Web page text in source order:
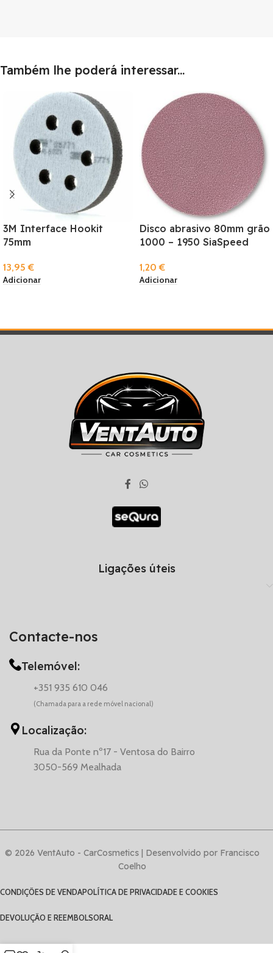
Também lhe poderá interessar...
3M Interface Hookit
75mm
13,95€
Adicionar
Disco abrasivo 80mm grão
1000 – 1950 SiaSpeed
1,20€
Adicionar
Contacte-nos
Telemóvel:
+351 935 610 046
(Chamada para a rede móvel nacional)
Localização:
Rua da Ponte nº17 - Ventosa do Bairro
3050-569 Mealhada
Ligações úteis
© 2026 VentAuto - CarCosmetics | Desenvolvido por Francisco
Coelho
CONDIÇÕES DE VENDAPOLÍTICA DE PRIVACIDADE E COOKIES
DEVOLUÇÃO E REEMBOLSORAL